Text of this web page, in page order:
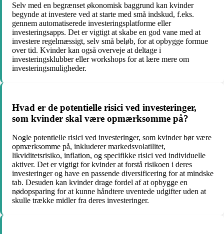
Selv med en begrænset økonomisk baggrund kan kvinder
begynde at investere ved at starte med små indskud, f.eks.
gennem automatiserede investeringsplatforme eller
investeringsapps. Det er vigtigt at skabe en god vane med at
investere regelmæssigt, selv små beløb, for at opbygge formue
over tid. Kvinder kan også overveje at deltage i
investeringsklubber eller workshops for at lære mere om
investeringsmuligheder.
Hvad er de potentielle risici ved investeringer,
som kvinder skal være opmærksomme på?
Nogle potentielle risici ved investeringer, som kvinder bør være
opmærksomme på, inkluderer markedsvolatilitet,
likviditetsrisiko, inflation, og specifikke risici ved individuelle
aktiver. Det er vigtigt for kvinder at forstå risikoen i deres
investeringer og have en passende diversificering for at mindske
tab. Desuden kan kvinder drage fordel af at opbygge en
nødopsparing for at kunne håndtere uventede udgifter uden at
skulle trække midler fra deres investeringer.